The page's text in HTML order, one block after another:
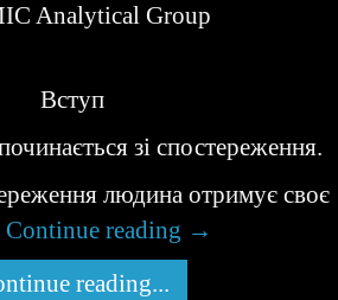
Analytical Group
Вступ
зі спостереження.
людина отримує своє
Continue reading →
reading...